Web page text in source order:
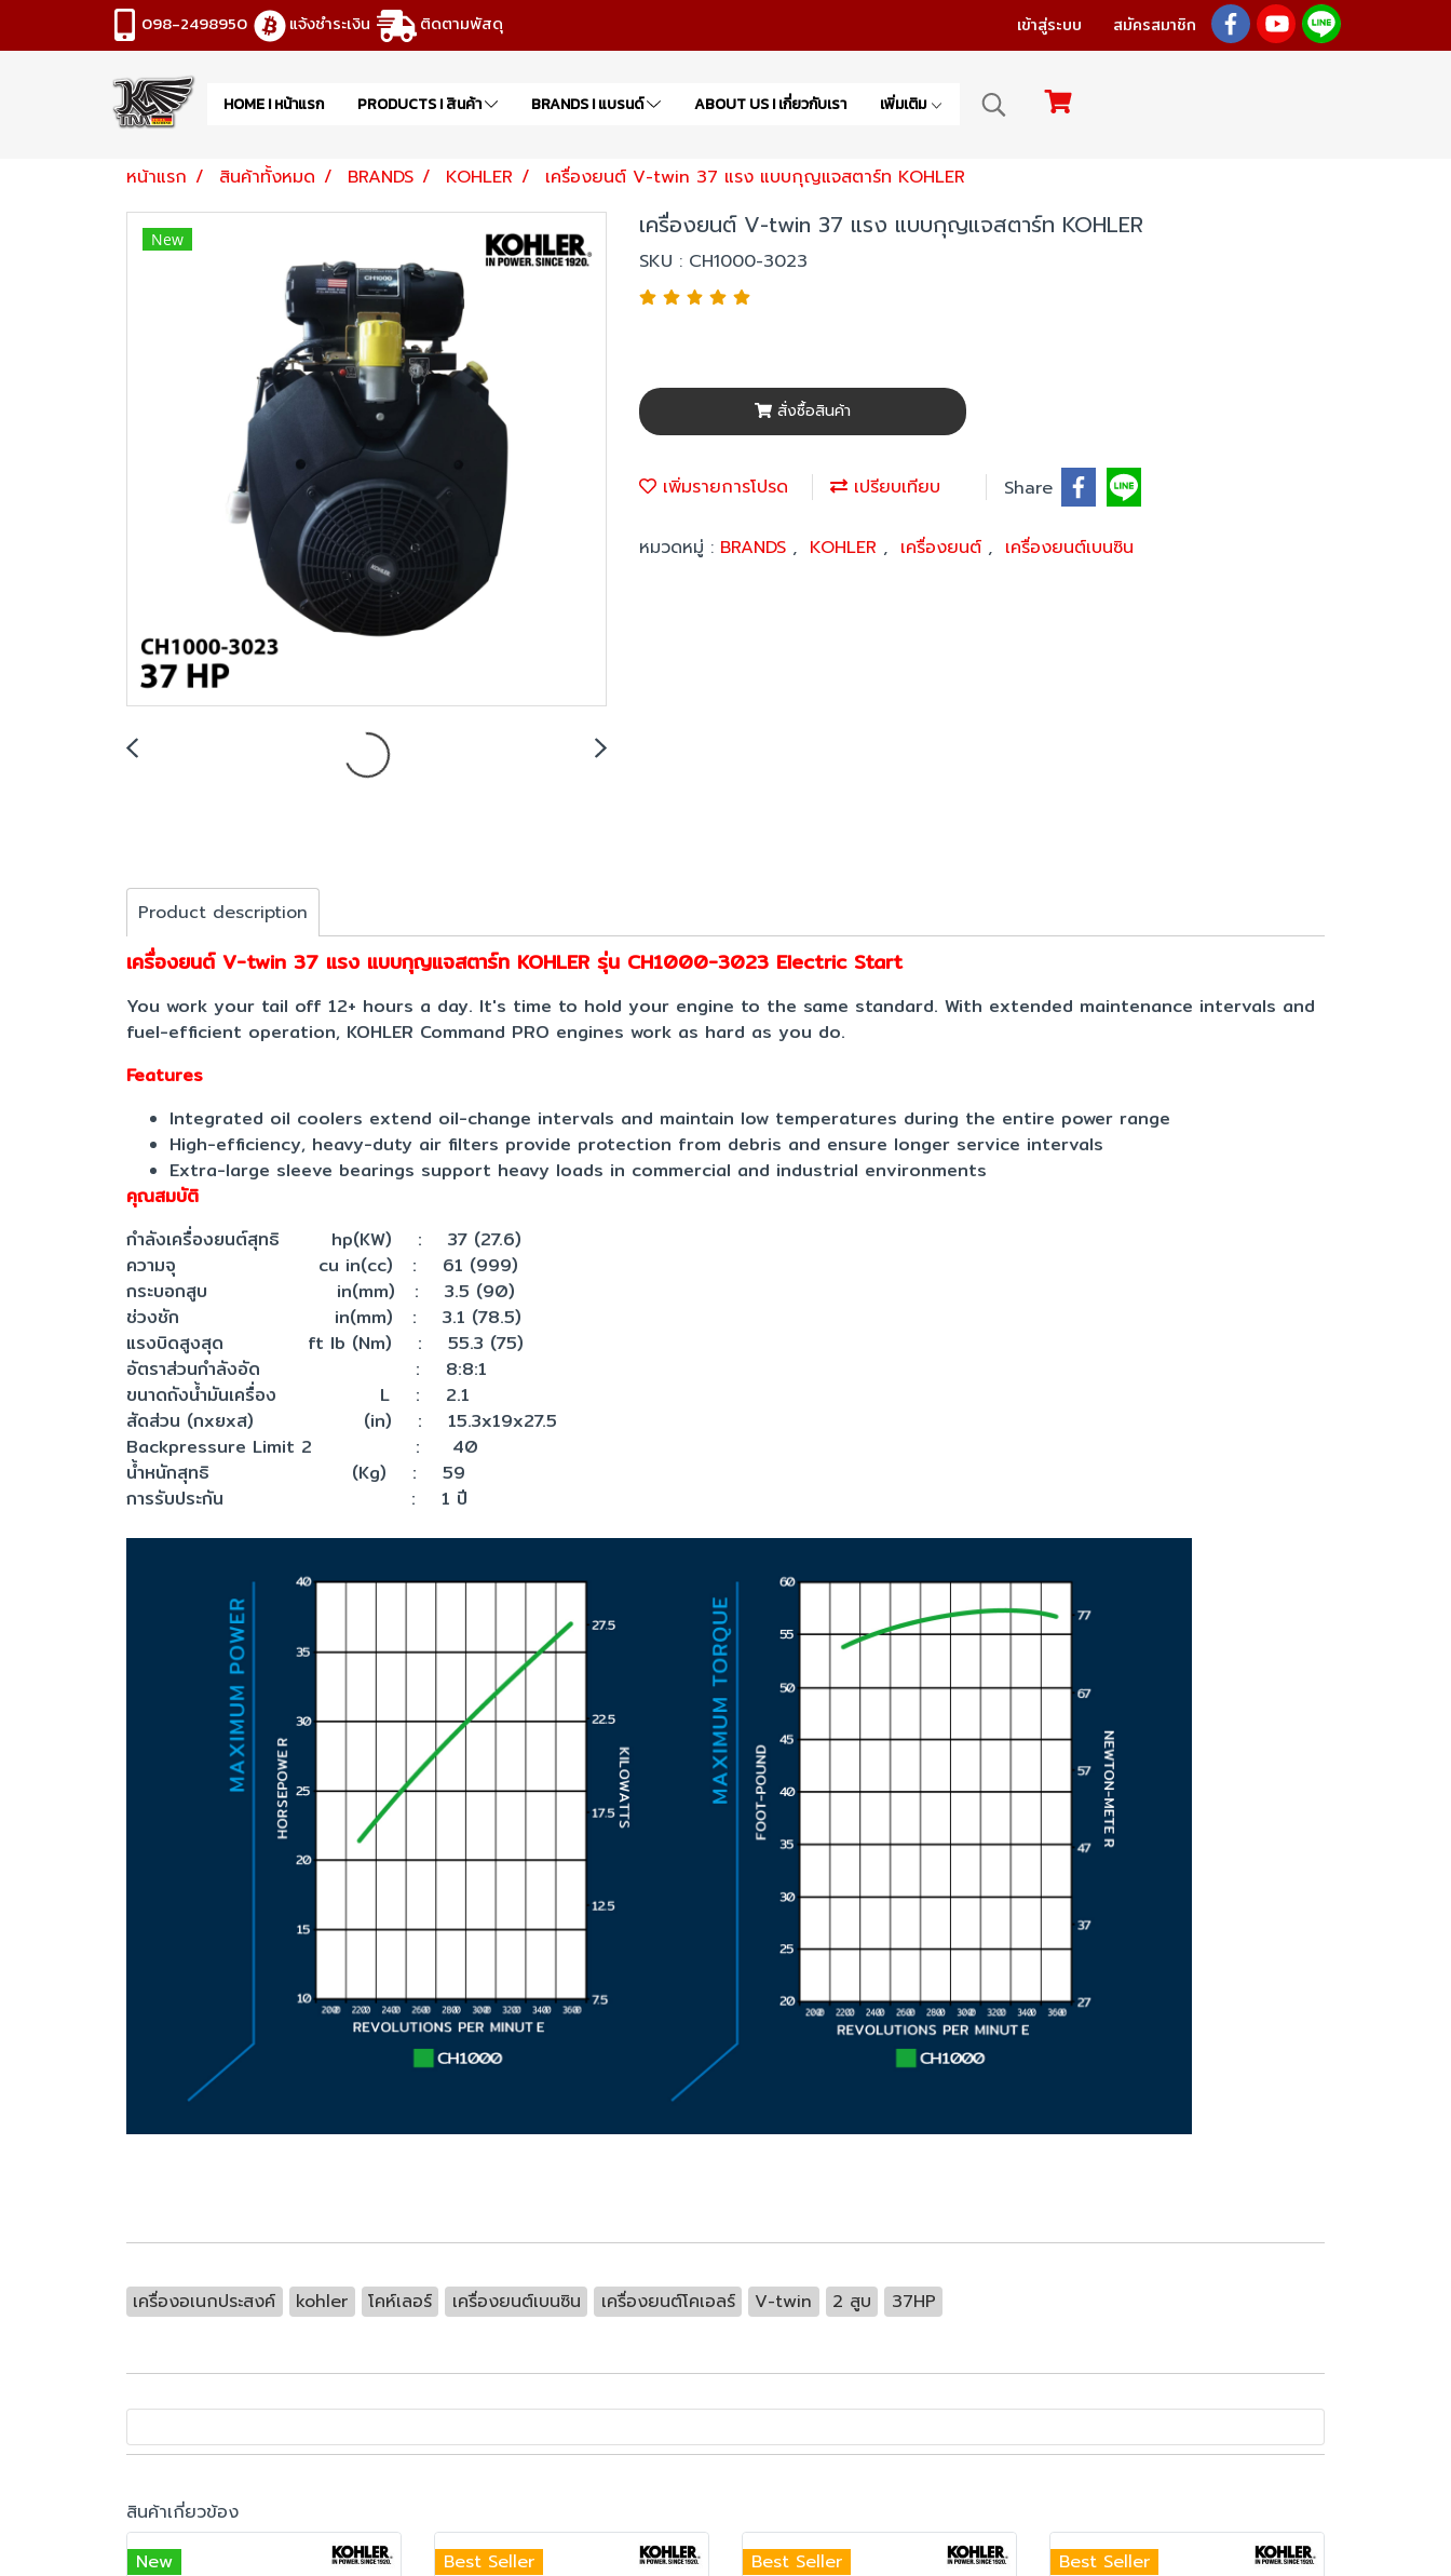
098-2498950 แจ้งชำระเงิน ติดตามพัสดุ เข้าสู่ระบบ สมัครสมาชิก
HOME I หน้าแรก PRODUCTS I สินค้า BRANDS I แบรนด์ ABOUT US I เกี่ยวกับเรา เพิ่มเติม
หน้าแรก สินค้าทั้งหมด BRANDS KOHLER เครื่องยนต์ V-twin 37 แรง แบบกุญแจสตาร์ท KOHLER
New เครื่องยนต์ V-twin 37 แรง แบบกุญแจสตาร์ท KOHLER
SKU : CH1000-3023
สั่งซื้อสินค้า
เพิ่มรายการโปรด เปรียบเทียบ Share
หมวดหมู่ : BRANDS , KOHLER , เครื่องยนต์ , เครื่องยนต์เบนซิน
Product description
เครื่องยนต์ V-twin 37 แรง แบบกุญแจสตาร์ท KOHLER รุ่น CH1000-3023 Electric Start
You work your tail off 12+ hours a day. It's time to hold your engine to the same standard. With extended maintenance intervals and
fuel-efficient operation, KOHLER Command PRO engines work as hard as you do.
Features
Integrated oil coolers extend oil-change intervals and maintain low temperatures during the entire power range
High-efficiency, heavy-duty air filters provide protection from debris and ensure longer service intervals
Extra-large sleeve bearings support heavy loads in commercial and industrial environments
คุณสมบัติ
กำลังเครื่องยนต์สุทธิ hp(KW) : 37 (27.6)
ความจุ cu in(cc) : 61 (999)
กระบอกสูบ in(mm) : 3.5 (90)
ช่วงชัก in(mm) : 3.1 (78.5)
แรงบิดสูงสุด ft lb (Nm) : 55.3 (75)
อัตราส่วนกำลังอัด : 8:8:1
ขนาดถังน้ำมันเครื่อง L : 2.1
สัดส่วน (กxยxส) (in) : 15.3x19x27.5
Backpressure Limit 2 : 40
น้ำหนักสุทธิ (Kg) : 59
การรับประกัน : 1 ปี
เครื่องอเนกประสงค์ kohler โคห์เลอร์ เครื่องยนต์เบนซิน เครื่องยนต์โคเอลร์ V-twin 2 สูบ 37HP
สินค้าเกี่ยวข้อง
New
Best Seller Best Seller Best Seller